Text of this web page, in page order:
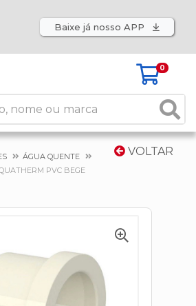
Baixe já nosso APP
0
VOLTAR
ÁGUA QUENTE
PVC BEGE